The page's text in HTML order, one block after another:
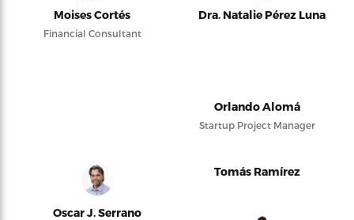
Moises Cortés
Financial Consultant
Dra. Natalie Pérez Luna
Orlando Alomá
Startup Project Manager
Oscar J. Serrano
Tomás Ramírez